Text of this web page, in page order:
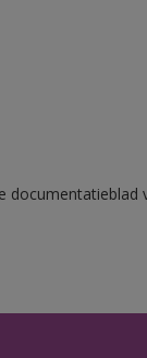
documentatieblad